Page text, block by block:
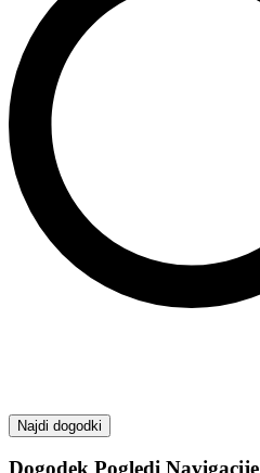
Najdi dogodki